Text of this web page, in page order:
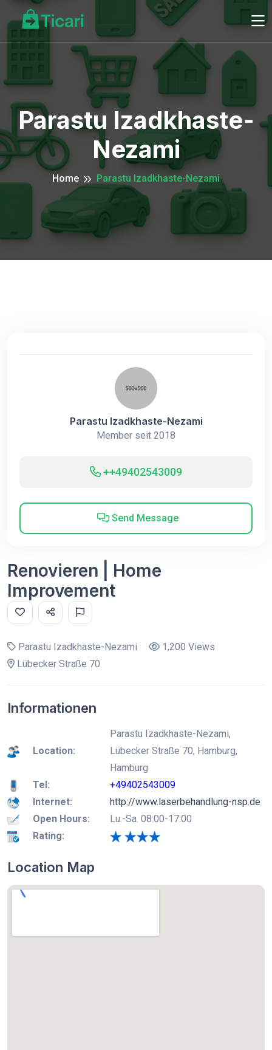
Parastu Izadkhaste-
Nezami
Home Parastu Izadkhaste-Nezami
Parastu Izadkhaste-Nezami
Member seit 2018
++49402543009
Send Message
Renovieren | Home
Improvement
Parastu Izadkhaste-Nezami
1,200 Views
Lübecker Straße 70
Informationen
Location:
Parastu Izadkhaste-Nezami,
Lübecker Straße 70, Hamburg,
Hamburg
Tel:
+49402543009
Internet:
http://www.laserbehandlung-nsp.de
Open Hours:
Lu.-Sa. 08:00-17:00
Rating:
Location Map